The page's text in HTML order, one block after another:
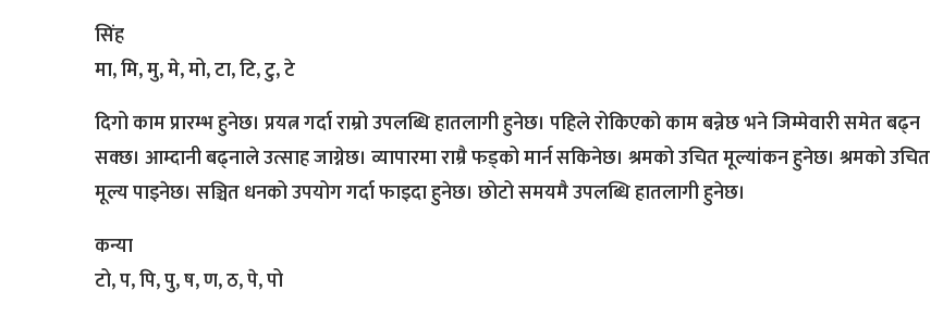
सिंह
मा, मि, मु, मे, मो, टा, टि, टु, टे
दिगो काम प्रारम्भ हुनेछ। प्रयत्न गर्दा राम्रो उपलब्धि हातलागी हुनेछ। पहिले रोकिएको काम बन्नेछ भने जिम्मेवारी समेत बढ्न
सक्छ। आम्दानी बढ्नाले उत्साह जाग्नेछ। व्यापारमा राम्रै फड्को मार्न सकिनेछ। श्रमको उचित मूल्यांकन हुनेछ। श्रमको उचित
मूल्य पाइनेछ। सञ्चित धनको उपयोग गर्दा फाइदा हुनेछ। छोटो समयमै उपलब्धि हातलागी हुनेछ।
कन्या
टो, प, पि, पु, ष, ण, ठ, पे, पो